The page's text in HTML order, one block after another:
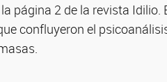
página 2 de la revista
confluyeron el